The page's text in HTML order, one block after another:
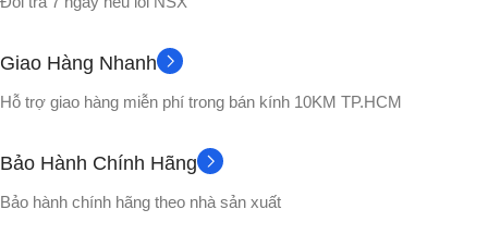
Nhựa PVC cao cấp
VỎ HỘP No box
Broly , Gogeta , Songoku
Vegito , Yamcha
Giao Hàng Nhanh
Hỗ trợ giao hàng miễn phí trong bán kính 10KM TP.HCM
Bảo Hành Chính Hãng
Bảo hành chính hãng theo nhà sản xuất